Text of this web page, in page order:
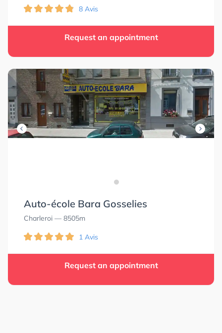
8 Avis
Request an appointment
Auto-école Bara Gosselies
Charleroi — 8505m
1 Avis
Request an appointment